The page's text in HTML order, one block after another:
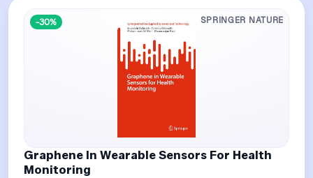
-30% SPRINGER NATURE
Graphene In Wearable Sensors For Health
Monitoring